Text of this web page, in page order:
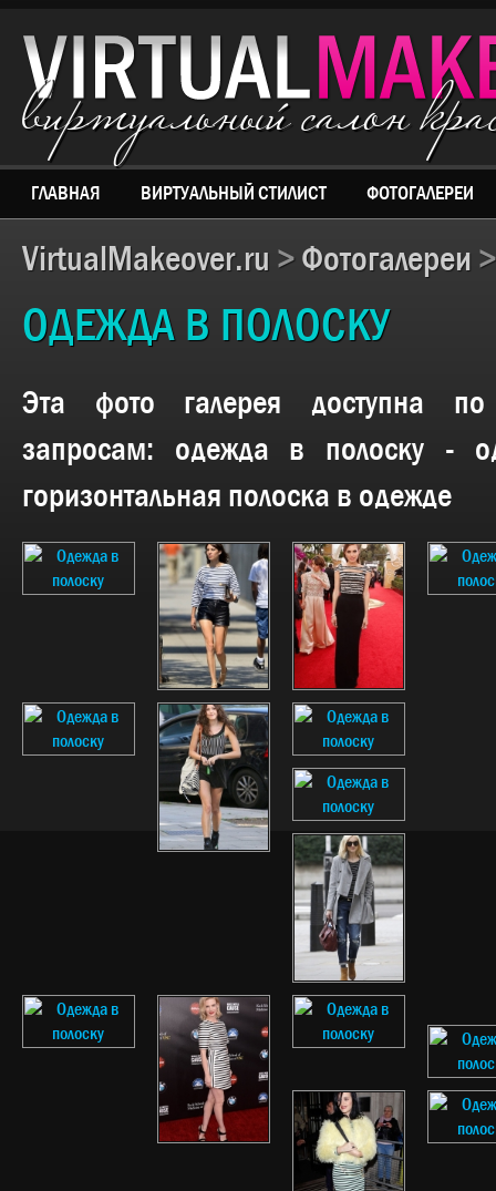
виртуальный салон
ГЛАВНАЯ ВИРТУАЛЬНЫЙ СТИЛИСТ ФОТОГАЛЕРЕИ
VirtualMakeover.ru > Фотогалереи
ОДЕЖДА В ПОЛОСКУ
Эта фото галерея доступна
запросам: одежда в полоску -
горизонтальная полоска в одежде